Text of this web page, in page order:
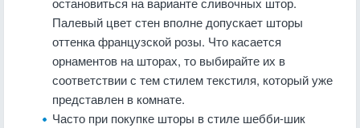
Палевый цвет стен вполне допускает шторы
оттенка французской розы. Что касается
орнаментов на шторах, то выбирайте их в
соответствии с тем стилем текстиля, который уже
представлен в комнате.
Часто при покупке шторы в стиле шебби-шик